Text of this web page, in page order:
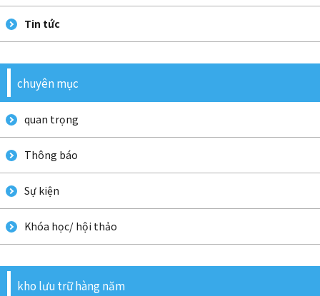
たがろくご
ぽるとがるご
いんどねしあご
Tin tức
chuyên mục
quan trọng
Thông báo
Sự kiện
Khóa học/ hội thảo
kho lưu trữ hàng năm